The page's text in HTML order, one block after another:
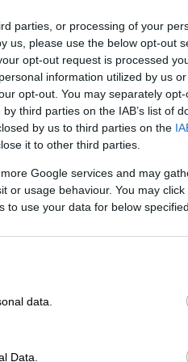
parties, or processing of your
us, please use the below opt-out
opt-out request is processed
information utilized by us
opt-out. You may separately
third parties on the IAB’s list of
by us to third parties on the
it to other third parties.
Google services and may
or usage behaviour. You may
to use your data for below
data.
Data.
Κυριακή 21
πατρίδα σε όλα
και προστάτες
εθνικό καθήκον
Μητσοτάκης
με